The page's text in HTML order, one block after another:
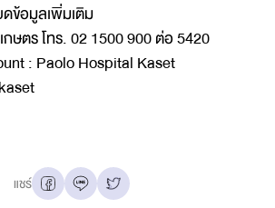
ข้อมูลเพิ่มเติม
กษตร โทร. 02 1500 900 ต่อ 5420
: Paolo Hospital Kaset
แชร์